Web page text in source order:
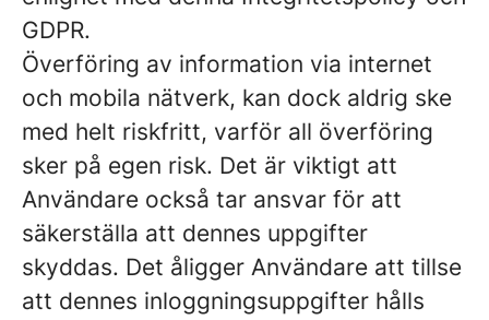
GDPR.
Överföring av information via internet
och mobila nätverk, kan dock aldrig ske
med helt riskfritt, varför all överföring
sker på egen risk. Det är viktigt att
Användare också tar ansvar för att
säkerställa att dennes uppgifter
skyddas. Det åligger Användare att tillse
att dennes inloggningsuppgifter hålls